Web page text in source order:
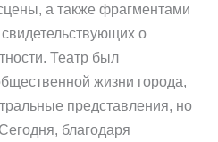
а также фрагментами
о
Театр был
жизни города,
представления, но
благодаря